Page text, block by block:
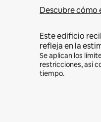
Descubre cómo
Este edificio
refleja en la
Se aplican los
restricciones, así
tiempo.